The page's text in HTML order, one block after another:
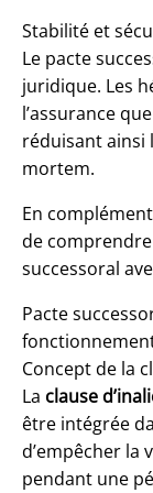
Stabilité et
Le pacte
juridique. Les
l’assurance
réduisant ainsi
mortem.
En
de
successoral
Pacte
Concept de la
La clause
être intégrée
d’empêcher la
pendant une